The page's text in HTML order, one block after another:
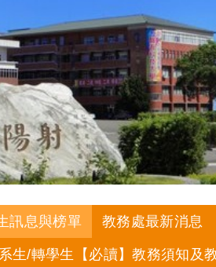
訊息與榜單 教務處最新消息
生/轉學生【必讀】教務須知及